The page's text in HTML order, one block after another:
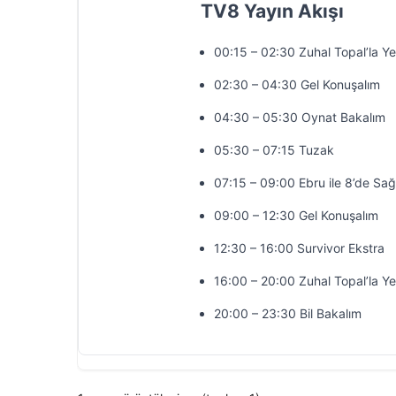
TV8 Yayın Akışı
00:15 – 02:30 Zuhal Topal’la
02:30 – 04:30 Gel Konuşalım
04:30 – 05:30 Oynat Bakalım
05:30 – 07:15 Tuzak
07:15 – 09:00 Ebru ile 8’de
09:00 – 12:30 Gel Konuşalım
12:30 – 16:00 Survivor Ekstra
16:00 – 20:00 Zuhal Topal’la
20:00 – 23:30 Bil Bakalım